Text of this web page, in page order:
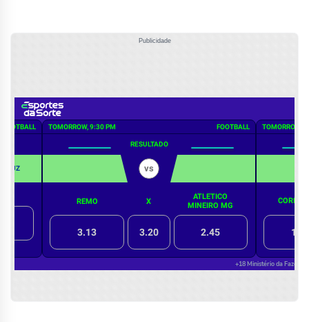
Publicidade